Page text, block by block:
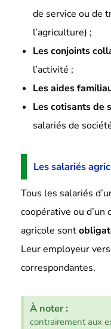
de service ou de
l’agriculture) ;
Les conjoints
l’activité ;
Les aides
Les cotisants de
salariés de
Les salariés
Tous les salariés
coopérative ou
agricole sont
Leur employeur
correspondantes.
À noter :
contrairement aux